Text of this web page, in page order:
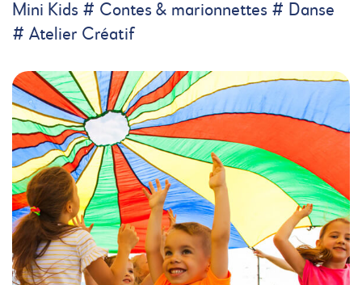
Mini Kids # Contes & marionnettes # Danse
# Atelier Créatif